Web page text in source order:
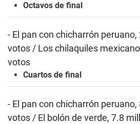
Octavos de final
- El pan con chicharrón
votos/ Los chilaquiles
votos
Cuartos de final
- El pan con chicharrón
votos / El bolón de verde, 7.8